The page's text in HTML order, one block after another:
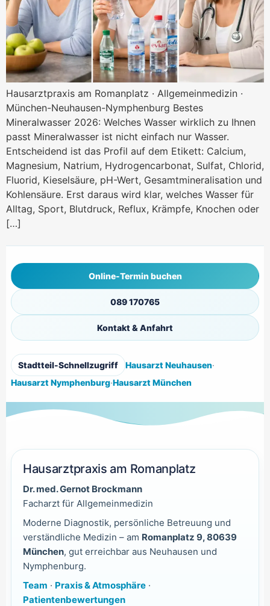
Hausarztpraxis am Romanplatz · Allgemeinmedizin ·
München-Neuhausen-Nymphenburg Bestes
Mineralwasser 2026: Welches Wasser wirklich zu Ihnen
passt Mineralwasser ist nicht einfach nur Wasser.
Entscheidend ist das Profil auf dem Etikett: Calcium,
Magnesium, Natrium, Hydrogencarbonat, Sulfat, Chlorid,
Fluorid, Kieselsäure, pH-Wert, Gesamtmineralisation und
Kohlensäure. Erst daraus wird klar, welches Wasser für
Alltag, Sport, Blutdruck, Reflux, Krämpfe, Knochen oder
[…]
Online-Termin buchen
089 170765
Kontakt & Anfahrt
Stadtteil-Schnellzugriff Hausarzt Neuhausen·
Hausarzt Nymphenburg·Hausarzt München
Hausarztpraxis am Romanplatz
Dr. med. Gernot Brockmann
Facharzt für Allgemeinmedizin
Moderne Diagnostik, persönliche Betreuung und
verständliche Medizin – am Romanplatz 9, 80639
München, gut erreichbar aus Neuhausen und
Nymphenburg.
Team · Praxis & Atmosphäre·
Patientenbewertungen